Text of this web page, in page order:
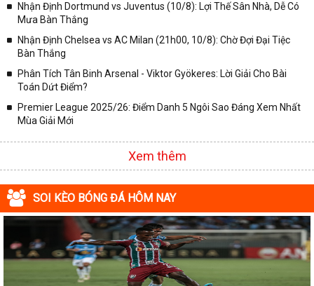
Nhận Định Dortmund vs Juventus (10/8): Lợi Thế Sân Nhà, Dễ Có
Mưa Bàn Thắng
Nhận Định Chelsea vs AC Milan (21h00, 10/8): Chờ Đợi Đại Tiệc
Bàn Thắng
Phân Tích Tân Binh Arsenal - Viktor Gyökeres: Lời Giải Cho Bài
Toán Dứt Điểm?
Premier League 2025/26: Điểm Danh 5 Ngôi Sao Đáng Xem Nhất
Mùa Giải Mới
Xem thêm
SOI KÈO BÓNG ĐÁ HÔM NAY